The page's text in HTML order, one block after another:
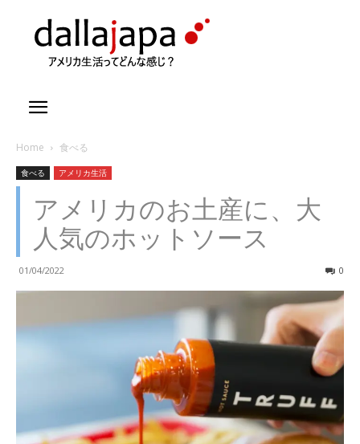
Home 食べる
食べる アメリカ生活
アメリカのお土産に、大
人気のホットソース
01/04/2022 0